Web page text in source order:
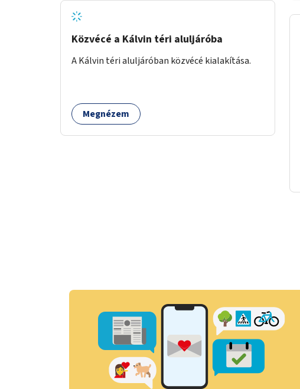
Közvécé a Kálvin téri aluljáróba
A Kálvin téri aluljáróban közvécé kialakítása.
Megnézem